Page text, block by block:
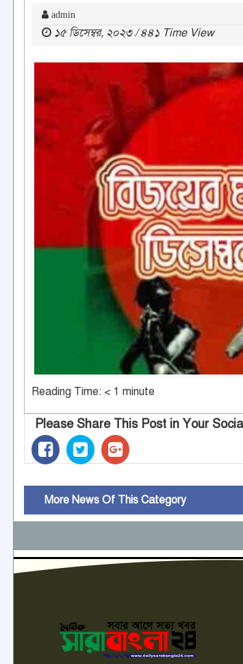
admin
১৫ ডিসেম্বর, ২০২৩ / ৪৪১ Time View
Reading Time: < 1 minute
Please Share This Post in Your
More News Of This Category